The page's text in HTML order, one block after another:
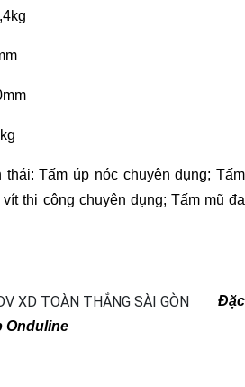
Tấm úp nóc chuyên dụng; Tấm
thi công chuyên dụng; Tấm mũ đa
Đặc
Onduline